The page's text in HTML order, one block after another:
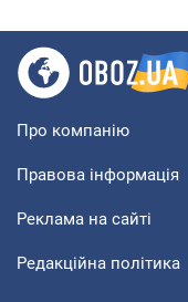
Про компанію
Правова інформація
Реклама на сайті
Редакційна політика